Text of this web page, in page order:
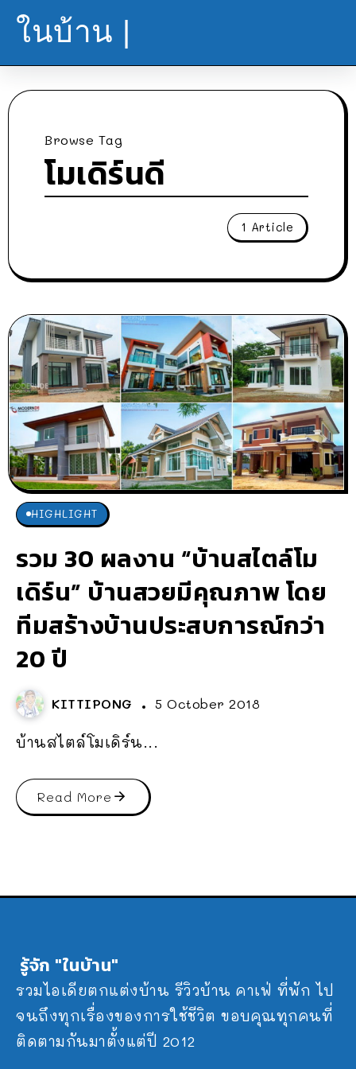
ในบ้าน |
Browse Tag
โมเดิร์นดี
1 Article
HIGHLIGHT
รวม 30 ผลงาน “บ้านสไตล์โม
เดิร์น” บ้านสวยมีคุณภาพ โดย
ทีมสร้างบ้านประสบการณ์กว่า
20 ปี
KITTIPONG 5 October 2018
บ้านสไตล์โมเดิร์น...
Read More
รู้จัก "ในบ้าน"
รวมไอเดียตกแต่งบ้าน รีวิวบ้าน คาเฟ่ ที่พัก ไป
จนถึงทุกเรื่องของการใช้ชีวิต ขอบคุณทุกคนที่
ติดตามกันมาตั้งแต่ปี 2012